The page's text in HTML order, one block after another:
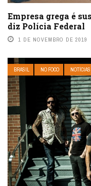
Empresa grega é
diz Polícia Federal
1 DE NOVEMBRO DE 2019
BRASIL NO FOCO NOTÍCIAS